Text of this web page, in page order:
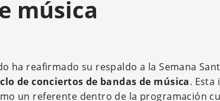
música
ha reafirmado su respaldo a la Semana
de conciertos de bandas de música. Esta
un referente dentro de la programación